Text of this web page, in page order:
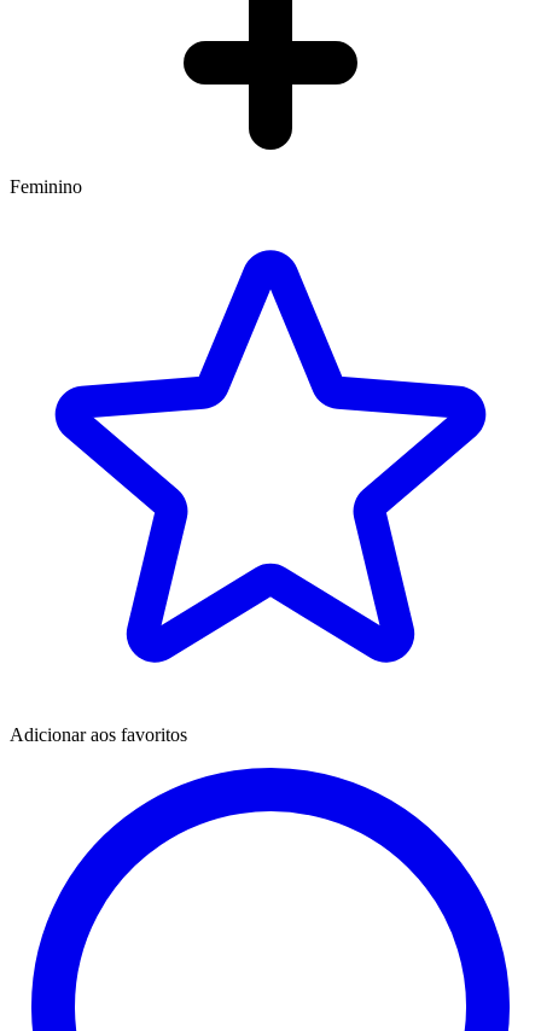
Feminino
Adicionar aos favoritos